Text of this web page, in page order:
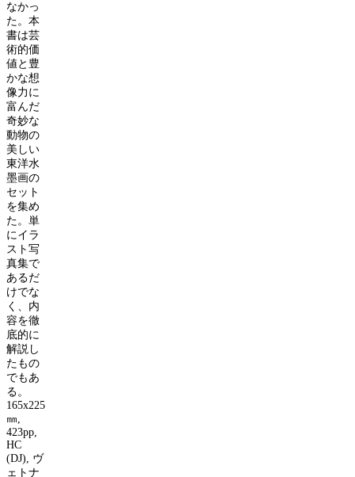
なかっ
た。本
書は芸
術的価
値と豊
かな想
像力に
富んだ
奇妙な
動物の
美しい
東洋水
墨画の
セット
を集め
た。単
にイラ
スト写
真集で
あるだ
けでな
く、内
容を徹
底的に
解説し
たもの
でもあ
る。
165x225
㎜,
423pp,
HC
(DJ), ヴ
ェトナ